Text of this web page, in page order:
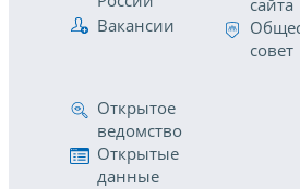
Вакансии
сайта
совет
Открытое
ведомство
Открытые
данные